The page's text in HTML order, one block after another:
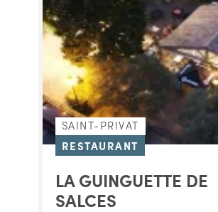
SAINT-PRIVAT
RESTAURANT
LA GUINGUETTE DE
SALCES